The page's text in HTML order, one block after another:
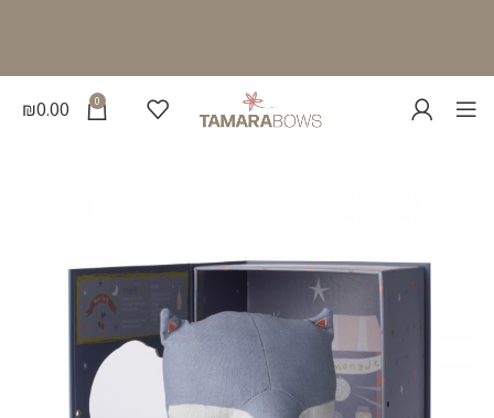
0
₪0.00